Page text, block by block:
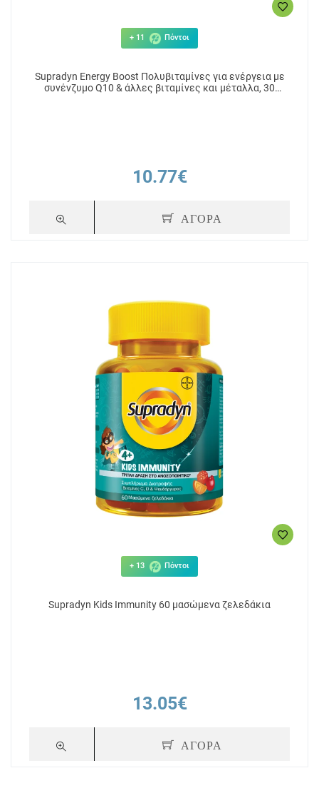
+ 11 Πόντοι
Supradyn Energy Boost Πολυβιταμίνες για ενέργεια με
συνένζυμο Q10 & άλλες βιταμίνες και μέταλλα, 30
10.77€
ΑΓΟΡΑ
+ 13 Πόντοι
Supradyn Kids Immunity 60 μασώμενα ζελεδάκια
13.05€
ΑΓΟΡΑ